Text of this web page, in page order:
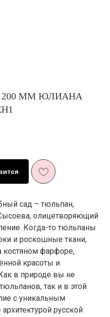
200 ММ ЮЛИАНА
сад – тюльпан,
олицетворяющий
Когда-то тюльпаны
и роскошные ткани,
костяном фарфоре,
красоты и
в природе вы не
так и в этой
с уникальным
русской